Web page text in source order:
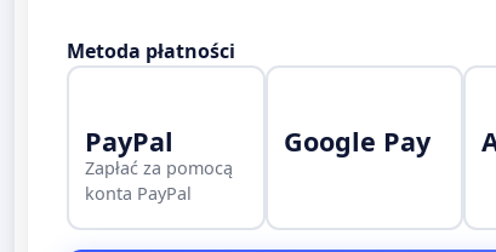
Metoda płatności
PayPal
Zapłać za pomocą
konta PayPal
Google Pay